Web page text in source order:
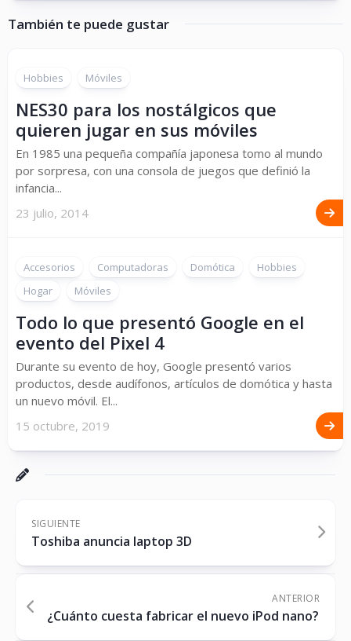
También te puede gustar
Hobbies Móviles
NES30 para los nostálgicos que
quieren jugar en sus móviles
En 1985 una pequeña compañía japonesa tomo al mundo
por sorpresa, con una consola de juegos que definió la
infancia...
23 julio, 2014
Accesorios Computadoras Domótica
Hobbies
Hogar
Móviles
Todo lo que presentó Google en el
evento del Pixel 4
Durante su evento de hoy, Google presentó varios
productos, desde audífonos, artículos de domótica y hasta
un nuevo móvil. El...
15 octubre, 2019
SIGUIENTE
Toshiba anuncia laptop 3D
ANTERIOR
¿Cuánto cuesta fabricar el nuevo iPod nano?